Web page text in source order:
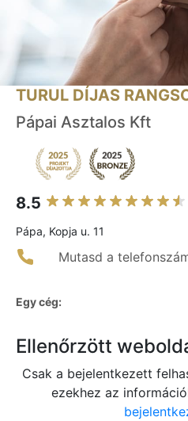
TURUL DÍJAS
Pápai Asztalos Kft
8.5
Pápa, Kopja u. 11
Mutasd a
Egy cég:
Ellenőrzött
Csak a bejelentkezett
ezekhez az